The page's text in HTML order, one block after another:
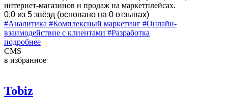
интернет-магазинов и продаж на маркетплейсах.
0,0 из 5 звёзд (основано на 0 отзывах)
#Аналитика #Комплексный маркетинг #Онлайн-
взаимодействие с клиентами #Разработка
подробнее
CMS
в избранное
Tobiz